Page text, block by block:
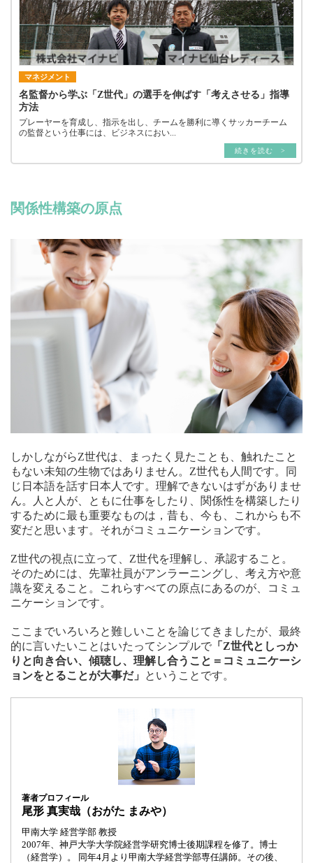
マネジメント
名監督から学ぶ「Z世代」の選手を伸ばす「考えさせる」指導
方法
プレーヤーを育成し、指示を出し、チームを勝利に導くサッカーチーム
の監督という仕事には、ビジネスにおい...
続きを読む >
関係性構築の原点
しかしながらZ世代は、まったく見たことも、触れたこと
もない未知の生物ではありません。Z世代も人間です。同
じ日本語を話す日本人です。理解できないはずがありませ
ん。人と人が、ともに仕事をしたり、関係性を構築したり
するために最も重要なものは，昔も、今も、これからも不
変だと思います。それがコミュニケーションです。
Z世代の視点に立って、Z世代を理解し、承認すること。
そのためには、先輩社員がアンラーニングし、考え方や意
識を変えること。これらすべての原点にあるのが、コミュ
ニケーションです。
ここまでいろいろと難しいことを論じてきましたが、最終
的に言いたいことはいたってシンプルで 「Z世代としっか
りと向き合い、傾聴し、理解し合うこと＝コミュニケーシ
ョンをとることが大事だ」
ということです。
著者プロフィール
尾形 真実哉（おがた まみや）
甲南大学 経営学部 教授
2007年、神戸大学大学院経営学研究博士後期課程を修了。博士
（経営学）。 同年4月より甲南大学経営学部専任講師。その後、